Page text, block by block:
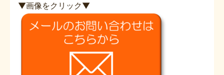
▼画像をクリック▼